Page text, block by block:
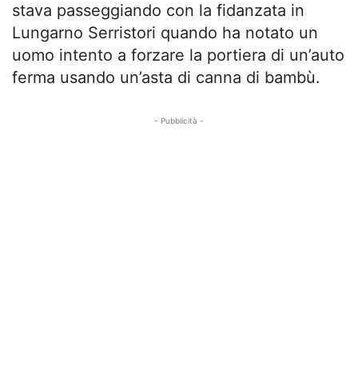
stava passeggiando con la fidanzata in
Lungarno Serristori quando ha notato un
uomo intento a forzare la portiera di un’auto
ferma usando un’asta di canna di bambù.
- Pubblicità -